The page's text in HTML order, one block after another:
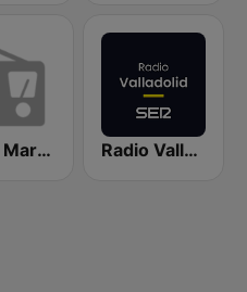
Radio Marca León Radio Valladolid SER